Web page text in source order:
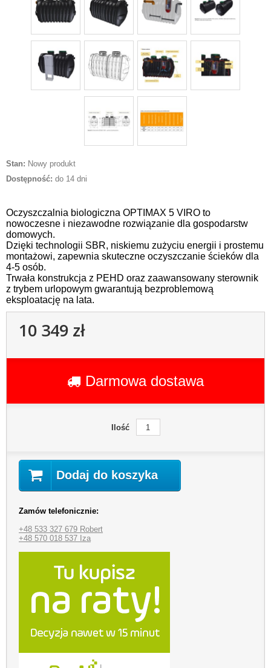
Stan: Nowy produkt
Dostępność: do 14 dni
Oczyszczalnia biologiczna OPTIMAX 5 VIRO to
nowoczesne i niezawodne rozwiązanie dla gospodarstw
domowych.
Dzięki technologii SBR, niskiemu zużyciu energii i prostemu
montażowi, zapewnia skuteczne oczyszczanie ścieków dla
4-5 osób.
Trwała konstrukcja z PEHD oraz zaawansowany sterownik
z trybem urlopowym gwarantują bezproblemową
eksploatację na lata.
10 349 zł
Darmowa dostawa
Ilość
Dodaj do koszyka
Zamów telefonicznie:
+48 533 327 679 Robert
+48 570 018 537 Iza